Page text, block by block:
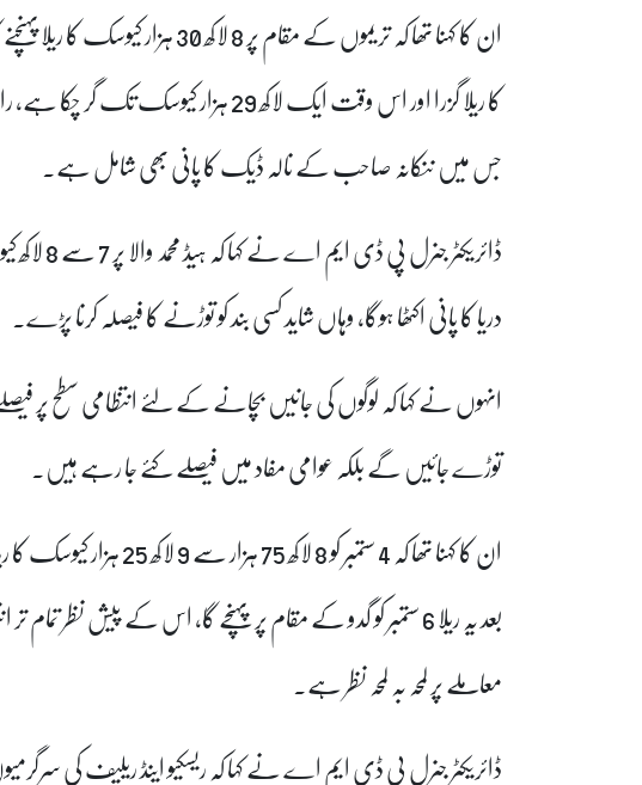
کا ریلا گزرا اور اس وقت ایک لاکھ 29
جس میں ننکانہ صاحب کے نالہ ڈیک کا پانی بھی شامل ہے۔
دریا کا پانی اکٹھا ہوگا، وہاں شاید کسی بند کو توڑنے کا فیصلہ کرنا پڑے۔
انہوں نے کہا کہ لوگوں کی جانیں بچانے کے لئے انتظامی سطح پر
توڑے جائیں گے بلکہ عوامی مفاد میں فیصلے کئے جا رہے ہیں۔
ان کا کہنا تھا کہ 4 ستمبر
بعد یہ ریلا 6 ستمبر کو گدو کے مقام پر پہنچے گا، اس کے پیش نظر
معاملے پر لمحہ بہ لمحہ نظر ہے۔
ڈائریکٹر جنرل پی ڈی ایم اے نے کہا کہ ریسکیو اینڈ ریلیف کی